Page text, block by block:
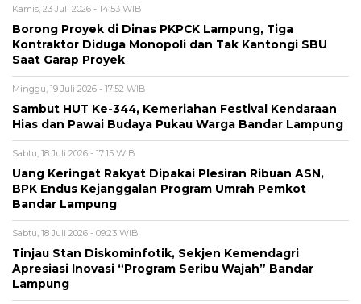
Kamis, 23 Juli 2026 - 14:53 WIB
Borong Proyek di Dinas PKPCK Lampung, Tiga
Kontraktor Diduga Monopoli dan Tak Kantongi SBU
Saat Garap Proyek
Minggu, 19 Juli 2026 - 17:52 WIB
Sambut HUT Ke-344, Kemeriahan Festival Kendaraan
Hias dan Pawai Budaya Pukau Warga Bandar Lampung
Sabtu, 18 Juli 2026 - 17:15 WIB
Uang Keringat Rakyat Dipakai Plesiran Ribuan ASN,
BPK Endus Kejanggalan Program Umrah Pemkot
Bandar Lampung
Sabtu, 18 Juli 2026 - 09:23 WIB
Tinjau Stan Diskominfotik, Sekjen Kemendagri
Apresiasi Inovasi “Program Seribu Wajah” Bandar
Lampung